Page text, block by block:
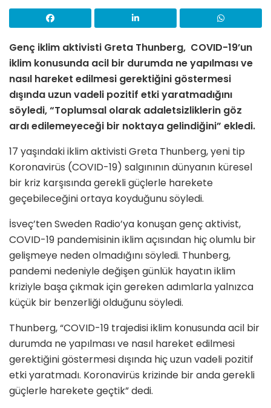
Genç iklim aktivisti Greta Thunberg, COVID-19’un
iklim konusunda acil bir durumda ne yapılması ve
nasıl hareket edilmesi gerektiğini göstermesi
dışında uzun vadeli pozitif etki yaratmadığını
söyledi, “Toplumsal olarak adaletsizliklerin göz
ardı edilemeyeceği bir noktaya gelindiğini” ekledi.
17 yaşındaki iklim aktivisti Greta Thunberg, yeni tip
Koronavirüs (COVID-19) salgınının dünyanın küresel
bir kriz karşısında gerekli güçlerle harekete
geçebileceğini ortaya koyduğunu söyledi.
İsveç’ten Sweden Radio’ya konuşan genç aktivist,
COVID-19 pandemisinin iklim açısından hiç olumlu bir
gelişmeye neden olmadığını söyledi. Thunberg,
pandemi nedeniyle değişen günlük hayatın iklim
kriziyle başa çıkmak için gereken adımlarla yalnızca
küçük bir benzerliği olduğunu söyledi.
Thunberg, “COVID-19 trajedisi iklim konusunda acil bir
durumda ne yapılması ve nasıl hareket edilmesi
gerektiğini göstermesi dışında hiç uzun vadeli pozitif
etki yaratmadı. Koronavirüs krizinde bir anda gerekli
güçlerle harekete geçtik” dedi.